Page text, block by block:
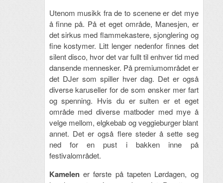
Utenom musikk fra de to scenene er det mye
å finne på. På et eget område, Manesjen, er
det sirkus med flammekastere, sjonglering og
fine kostymer. Litt lenger nedenfor finnes det
silent disco, hvor det var fullt til enhver tid med
dansende mennesker. På premiumområdet er
det DJer som spiller hver dag. Det er også
diverse karuseller for de som ønsker mer fart
og spenning. Hvis du er sulten er et eget
område med diverse matboder med mye å
velge mellom, elgkebab og veggieburger blant
annet. Det er også flere steder å sette seg
ned for en pust i bakken inne på
festivalområdet.
Kamelen er første på tapeten Lørdagen, og